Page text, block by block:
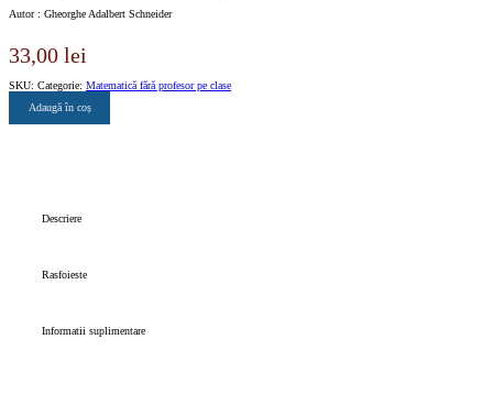
Autor : Gheorghe Adalbert Schneider
33,00 lei
SKU: Categorie: Matematică fără profesor pe clase
Adaugă în coș
Descriere
Rasfoieste
Informatii suplimentare